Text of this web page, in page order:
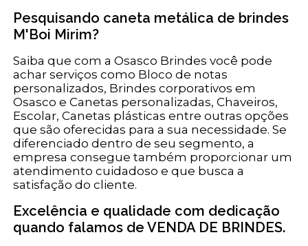
Pesquisando caneta metálica de brindes
M'Boi Mirim?
Saiba que com a Osasco Brindes você pode
achar serviços como Bloco de notas
personalizados, Brindes corporativos em
Osasco e Canetas personalizadas, Chaveiros,
Escolar, Canetas plásticas entre outras opções
que são oferecidas para a sua necessidade. Se
diferenciado dentro de seu segmento, a
empresa consegue também proporcionar um
atendimento cuidadoso e que busca a
satisfação do cliente.
Excelência e qualidade com dedicação
quando falamos de VENDA DE BRINDES.